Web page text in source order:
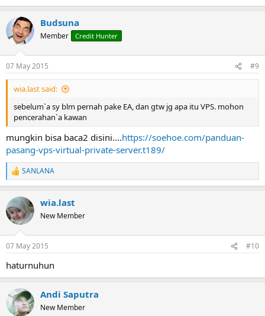
Budsuna
Member Credit Hunter
07 May 2015 #9
wia.last said:
sebelum`a sy blm pernah pake EA, dan gtw jg apa itu VPS. mohon
pencerahan`a kawan
mungkin bisa baca2 disini....https://soehoe.com/panduan-
pasang-vps-virtual-private-server.t189/
R
e
c
t
i
s
SANLANA
wia.last
New Member
07 May 2015 #10
haturnuhun
Andi Saputra
New Member